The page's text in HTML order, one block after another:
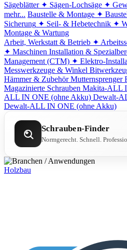
Sägeblätter ✦ Sägen-Lochsäge ✦
mehr... Baustelle & Montage ✦
Sicherung ✦ Seil- & Hebetechnik ✦
Montage & Wartung
Arbeit, Werkstatt & Betrieb ✦
✦ Maschinen Installation &
Management (CTM) ✦ Elektro-
Messwerkzeuge & Winkel
Hämmer & Zubehör Mutternsprenger
Magazinierte Schrauben Makita-ALL
ALL IN ONE (ohne Akku) Dewalt-
Dewalt-ALL IN ONE (ohne Akku)
Schrauben-Finder
Normgerecht. Schnell.
Holzbau